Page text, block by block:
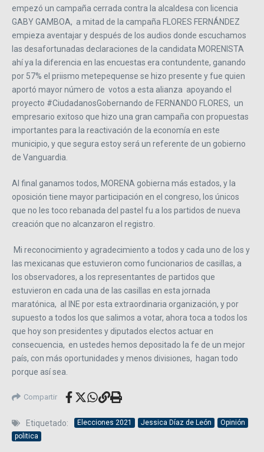
empezó un campaña cerrada contra la alcaldesa con licencia
GABY GAMBOA, a mitad de la campaña FLORES FERNÁNDEZ
empieza aventajar y después de los audios donde escuchamos
las desafortunadas declaraciones de la candidata MORENISTA
ahí ya la diferencia en las encuestas era contundente, ganando
por 57% el priismo metepequense se hizo presente y fue quien
aportó mayor número de votos a esta alianza apoyando el
proyecto #CiudadanosGobernando de FERNANDO FLORES, un
empresario exitoso que hizo una gran campaña con propuestas
importantes para la reactivación de la economía en este
municipio, y que segura estoy será un referente de un gobierno
de Vanguardia.
Al final ganamos todos, MORENA gobierna más estados, y la
oposición tiene mayor participación en el congreso, los únicos
que no les toco rebanada del pastel fu a los partidos de nueva
creación que no alcanzaron el registro.
Mi reconocimiento y agradecimiento a todos y cada uno de los y
las mexicanas que estuvieron como funcionarios de casillas, a
los observadores, a los representantes de partidos que
estuvieron en cada una de las casillas en esta jornada
maratónica, al INE por esta extraordinaria organización, y por
supuesto a todos los que salimos a votar, ahora toca a todos los
que hoy son presidentes y diputados electos actuar en
consecuencia, en ustedes hemos depositado la fe de un mejor
país, con más oportunidades y menos divisiones, hagan todo
porque así sea.
Compartir
Etiquetado: Elecciones 2021 Jessica Díaz de León
Opinión
politica